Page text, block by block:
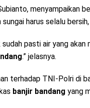
menyampaikan
harus selalu
sudah pasti air yang
.” jelasnya.
terhadap TNI-Polri di
banjir bandang yang